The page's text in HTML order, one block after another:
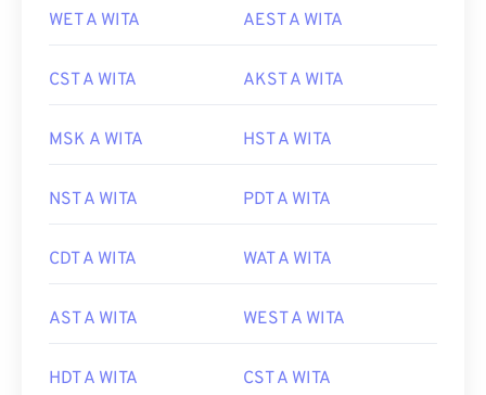
WET A WITA AEST A WITA
CST A WITA AKST A WITA
MSK A WITA HST A WITA
NST A WITA PDT A WITA
CDT A WITA WAT A WITA
AST A WITA WEST A WITA
HDT A WITA CST A WITA